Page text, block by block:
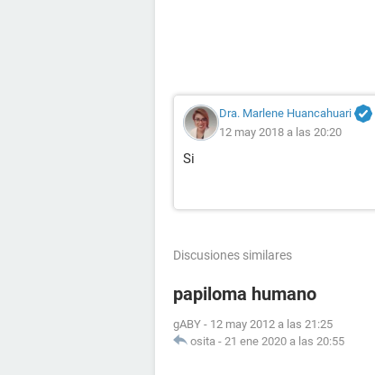
Dra. Marlene Huancahuari
12 may 2018 a las 20:20
Si
Discusiones similares
papiloma humano
gABY - 12 may 2012 a las 21:25
osita - 21 ene 2020 a las 20:55